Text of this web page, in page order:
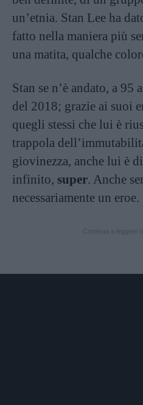
un’etnia. Stan Lee ha
fatto nella maniera più
una matita, qualche
Stan se n’è andato, a
del 2018; grazie ai suoi
quegli stessi che lui è
trappola
giovinezza, anche lui è
infinito, super. Anche
necessariamente un eroe.